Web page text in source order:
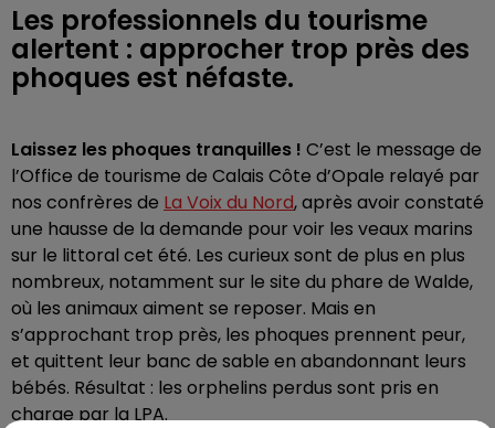
Les professionnels du tourisme
alertent : approcher trop près des
phoques est néfaste.
Laissez les phoques tranquilles ! C’est le message de
l’Office de tourisme de Calais Côte d’Opale relayé par
nos confrères de La Voix du Nord, après avoir constaté
une hausse de la demande pour voir les veaux marins
sur le littoral cet été. Les curieux sont de plus en plus
nombreux, notamment sur le site du phare de Walde,
où les animaux aiment se reposer. Mais en
s’approchant trop près, les phoques prennent peur,
et quittent leur banc de sable en abandonnant leurs
bébés. Résultat : les orphelins perdus sont pris en
charge par la LPA.